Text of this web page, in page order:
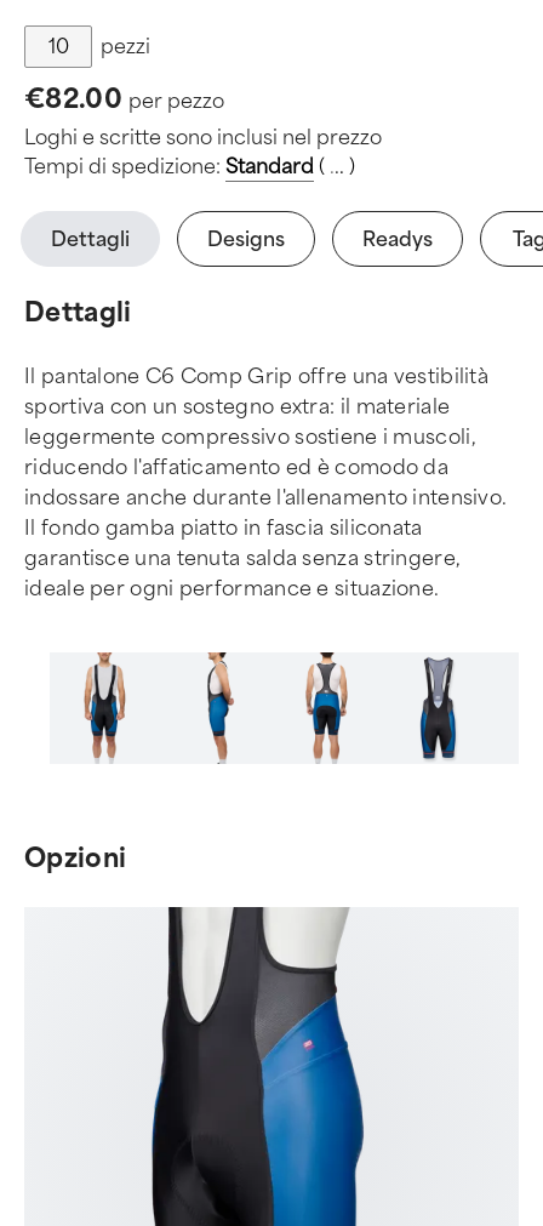
pezzi
€82.00 per pezzo
Loghi e scritte sono inclusi nel prezzo
Tempi di spedizione: Standard ( ... )
Dettagli Designs Readys
Dettagli
Il pantalone C6 Comp Grip offre una vestibilità
sportiva con un sostegno extra: il materiale
leggermente compressivo sostiene i muscoli,
riducendo l'affaticamento ed è comodo da
indossare anche durante l'allenamento intensivo.
Il fondo gamba piatto in fascia siliconata
garantisce una tenuta salda senza stringere,
ideale per ogni performance e situazione.
6
Opzioni